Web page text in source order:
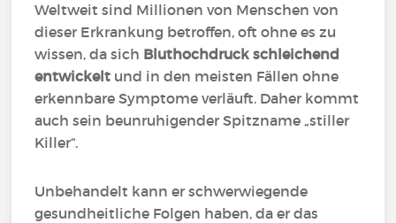
Weltweit sind Millionen von Menschen von
dieser Erkrankung betroffen, oft ohne es zu
wissen, da sich Bluthochdruck schleichend
entwickelt und in den meisten Fällen ohne
erkennbare Symptome verläuft. Daher kommt
auch sein beunruhigender Spitzname „stiller
Killer“.
Unbehandelt kann er schwerwiegende
gesundheitliche Folgen haben, da er das